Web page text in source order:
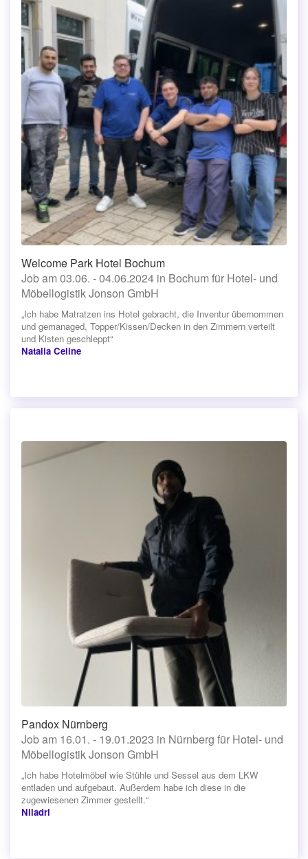
Welcome Park Hotel Bochum
Job am 03.06. - 04.06.2024 in Bochum für Hotel- und
Möbellogistik Jonson GmbH
„Ich habe Matratzen ins Hotel gebracht, die Inventur übernommen
und gemanaged, Topper/Kissen/Decken in den Zimmern verteilt
und Kisten geschleppt“
Natalia Celine
Pandox Nürnberg
Job am 16.01. - 19.01.2023 in Nürnberg für Hotel- und
Möbellogistik Jonson GmbH
„Ich habe Hotelmöbel wie Stühle und Sessel aus dem LKW
entladen und aufgebaut. Außerdem habe ich diese in die
zugewiesenen Zimmer gestellt.“
Niladri